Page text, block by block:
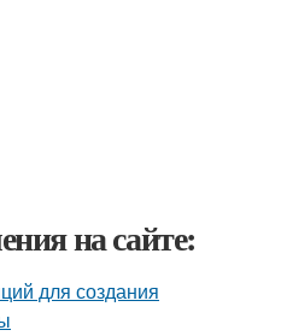
на сайте:
для создания